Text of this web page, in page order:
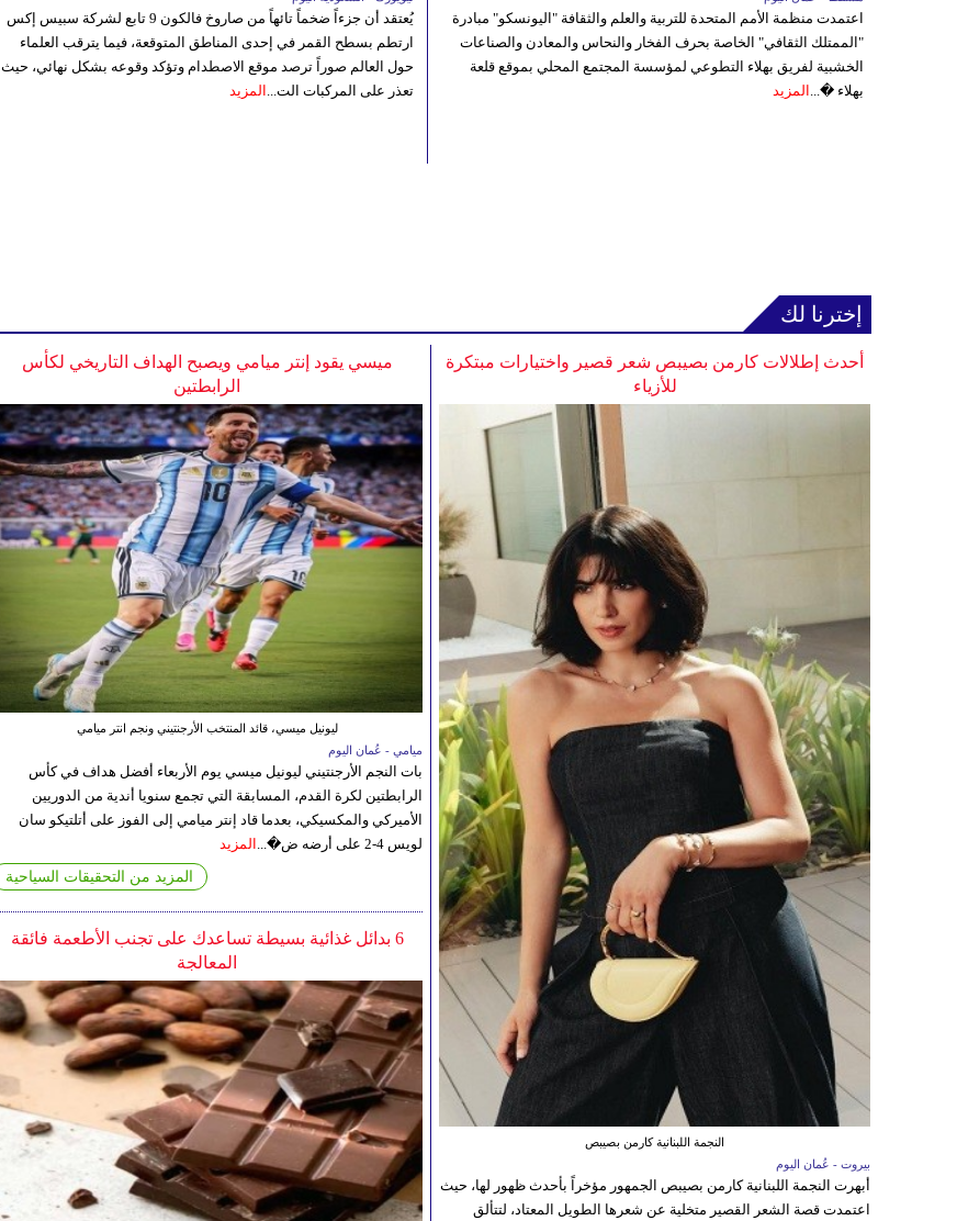
يُعتقد أن جزءاً ضخماً تائهاً من صاروخ فالكون 9 تابع لشركة سبيس إكس
ارتطم بسطح القمر في إحدى المناطق المتوقعة، فيما يترقب العلماء
حول العالم صوراً ترصد موقع الاصطدام وتؤكد وقوعه بشكل نهائي، حيث
تعذر على المركبات الت... المزيد
اعتمدت منظمة الأمم المتحدة للتربية والعلم والثقافة "اليونسكو" مبادرة
"الممتلك الثقافي" الخاصة بحرف الفخار والنحاس والمعادن والصناعات
الخشبية لفريق بهلاء التطوعي لمؤسسة المجتمع المحلي بموقع قلعة
بهلاء �... المزيد
إخترنا لك
ميسي يقود إنتر ميامي ويصبح الهداف التاريخي لكأس
الرابطتين
ليونيل ميسي، قائد المنتخب الأرجنتيني ونجم انتر ميامي
ميامي - عُمان اليوم
بات النجم الأرجنتيني ليونيل ميسي يوم الأربعاء أفضل هداف في كأس
الرابطتين لكرة القدم، المسابقة التي تجمع سنويا أندية من الدوريين
الأميركي والمكسيكي، بعدما قاد إنتر ميامي إلى الفوز على أتلتيكو سان
لويس 4-2 على أرضه ض�...
المزيد
المزيد من التحقيقات السياحية
6 بدائل غذائية بسيطة تساعدك على تجنب الأطعمة فائقة
المعالجة
أحدث إطلالات كارمن بصيبص شعر قصير واختيارات مبتكرة
للأزياء
النجمة اللبنانية كارمن بصيبص
بيروت - عُمان اليوم
أبهرت النجمة اللبنانية كارمن بصيبص الجمهور مؤخراً بأحدث ظهور لها، حيث
اعتمدت قصة الشعر القصير متخلية عن شعرها الطويل المعتاد، لتتألق